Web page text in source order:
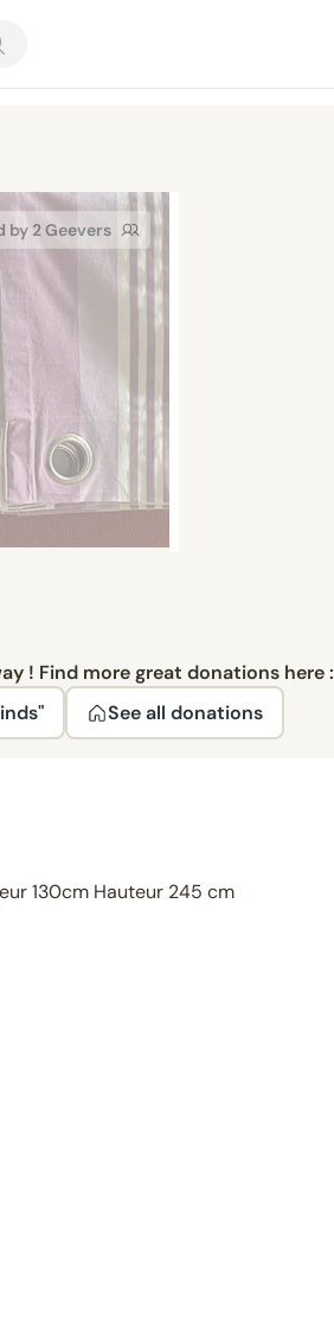
by 2 Geevers
! Find more great donations here :
See all donations
130cm Hauteur 245 cm